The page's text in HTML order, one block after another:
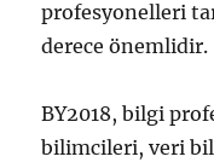
profesyonelleri
derece önemlidir.
BY2018, bilgi
bilimcileri, veri